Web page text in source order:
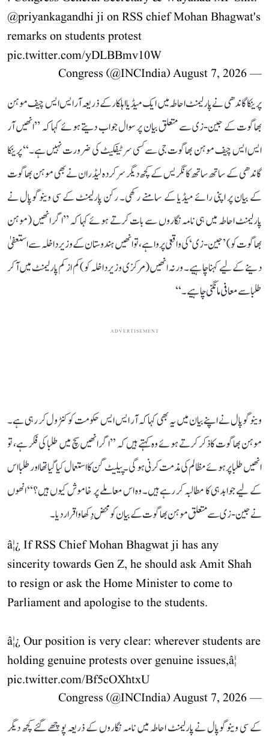
@priyankagandhiji on RSS chief Mohan Bhagwat's
remarks on students protest
pic.twitter.com/yDLBBmv10W
— Congress (@INCIndia)
August 7, 2026
پرینکا گاندھی نے پارلیمنٹ احاطہ میں ایک میڈیا اہلکار کے ذریعہ آر ایس ایس چیف موہن
بھاگوت کے جین-زی سے متعلق بیان پر سوال جواب دیتے ہوئے کہا کہ ’’انھیں آر
ایس ایس چیف موہن بھاگوت جی سے کسی سرٹیفکیٹ کی ضرورت نہیں ہے۔‘‘ پرینکا
گاندھی کے ساتھ ساتھ کانگریس کے کچھ دیگر سرکردہ لیڈران نے بھی موہن بھاگوت
کے بیان پر اپنی رائے میڈیا کے سامنے رکھی۔ رکن پارلیمنٹ کے سی وینوگوپال نے
پارلیمنٹ احاطہ میں ہی نامہ نگاروں سے بات کرتے ہوئے کہا کہ ’’اگر انھیں (موہن
بھاگوت کو) ’جین-زی‘ کی واقعی پروا ہے، تو انھیں ہندوستان کے وزیر داخلہ سےا ستعفیٰ
دینے کے لیے کہنا چاہیے۔ ورنہ انھیں (مرکزی وزیر داخلہ کو) کم از کم پارلیمنٹ میں آ کر
طلبا سے معافی مانگنی چاہیے۔‘‘
ADVERTISEMENT
وینوگوپال نے اپنے بیان میں یہ بھی کہا کہ آر ایس ایس حکومت کو کنٹرول کر رہی ہے۔
موہن بھاگوت کا ذکر کرتے ہوئے وہ کہتے ہیں کہ ’’اگر انھیں سچ میں طلبا کی فکر ہے، تو
انھیں طلبا پر ہوئے مظالم کی مذمت کرنی ہوگی۔ پیلیٹ گن کا استعمال کیا گیا تھا اور طلبا اس
کے لیے جوابدہی کا مطالبہ کر رہے ہیں۔ وہ اس معاملے پر خاموش کیوں ہیں؟‘‘ انھوں
نے جین-زی سے متعلق موہن بھاگوت کے بیان کو محض دِکھاوا قرار دیا۔
â¦¿ If RSS Chief Mohan Bhagwat ji has any
sincerity towards Gen Z, he should ask Amit Shah
to resign or ask the Home Minister to come to
Parliament and apologise to the students.
â¦¿ Our position is very clear: wherever students are
holding genuine protests over genuine issues,â¦
pic.twitter.com/Bf5cOXhtxU
— Congress (@INCIndia)
August 7, 2026
کے سی وینوگوپال نے پارلیمنٹ احاطہ میں نامہ نگاروں کے ذریعہ پوچھے گئے کچھ دیگر